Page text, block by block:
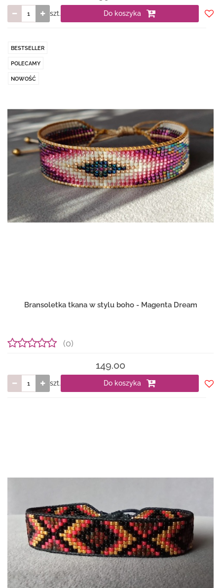
szt. Do koszyka
BESTSELLER
POLECAMY
NOWOŚĆ
Bransoletka tkana w stylu boho - Magenta Dream
(0)
149.00
szt. Do koszyka